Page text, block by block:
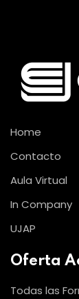
Home
Contacto
Aula Virtual
In Company
UJAP
Oferta
Todas las